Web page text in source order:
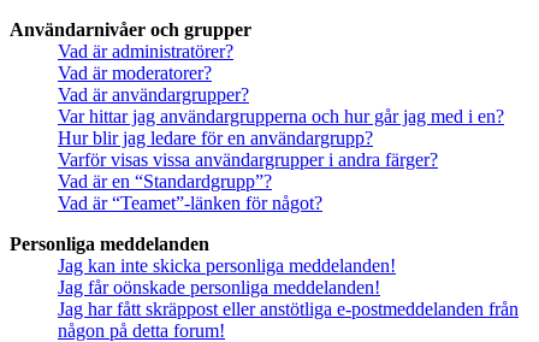
Användarnivåer och grupper
Vad är administratörer?
Vad är moderatorer?
Vad är användargrupper?
Var hittar jag användargrupperna och hur går jag med i en?
Hur blir jag ledare för en användargrupp?
Varför visas vissa användargrupper i andra färger?
Vad är en “Standardgrupp”?
Vad är “Teamet”-länken för något?
Personliga meddelanden
Jag kan inte skicka personliga meddelanden!
Jag får oönskade personliga meddelanden!
Jag har fått skräppost eller anstötliga e-postmeddelanden från
någon på detta forum!